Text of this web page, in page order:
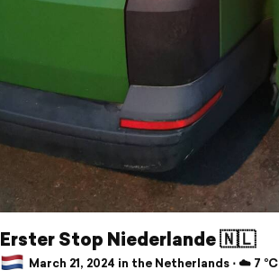
Erster Stop Niederlande 🇳🇱
March 21, 2024 in the Netherlands ⋅ ☁️ 7 °C